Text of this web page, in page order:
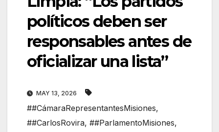
políticos deben ser
responsables antes de
oficializar una lista”
MAY 13, 2026
##CámaraRepresentantesMisiones,
##CarlosRovira, ##ParlamentoMisiones,